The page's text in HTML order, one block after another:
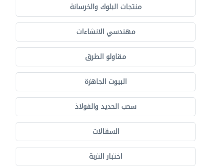
منتجات البلوك والخرسانة
مهندسي الانشاءات
مقاولو الطرق
البيوت الجاهزة
سحب الحديد والفولاذ
السقالات
اختبار التربة